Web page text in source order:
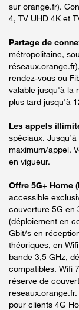
sur orange.fr).
4, TV UHD 4K et
Partage de
métropolitaine,
rendez-vous ou
valable jusqu'à la
plus tard jusqu'à
Les appels
spéciaux.
maximum/appel.
en vigueur.
Offre 5G+ Home
accessible
couverture 5G en
(déploiement en
Gbit/s en
théoriques, en
bande 3,5 GHz,
compatibles. Wifi
réserve de
pour clients 4G